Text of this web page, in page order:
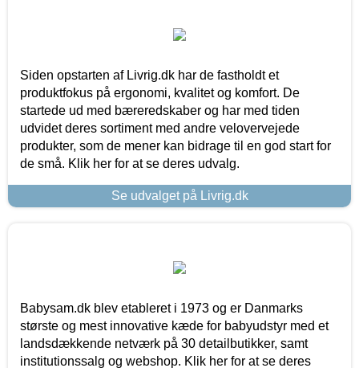
Siden opstarten af Livrig.dk har de fastholdt et
produktfokus på ergonomi, kvalitet og komfort. De
startede ud med bæreredskaber og har med tiden
udvidet deres sortiment med andre velovervejede
produkter, som de mener kan bidrage til en god start for
de små. Klik her for at se deres udvalg.
Se udvalget på Livrig.dk
Babysam.dk blev etableret i 1973 og er Danmarks
største og mest innovative kæde for babyudstyr med et
landsdækkende netværk på 30 detailbutikker, samt
institutionssalg og webshop. Klik her for at se deres